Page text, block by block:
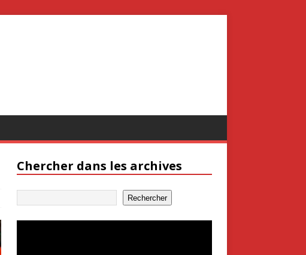
Chercher dans les archives
Rechercher